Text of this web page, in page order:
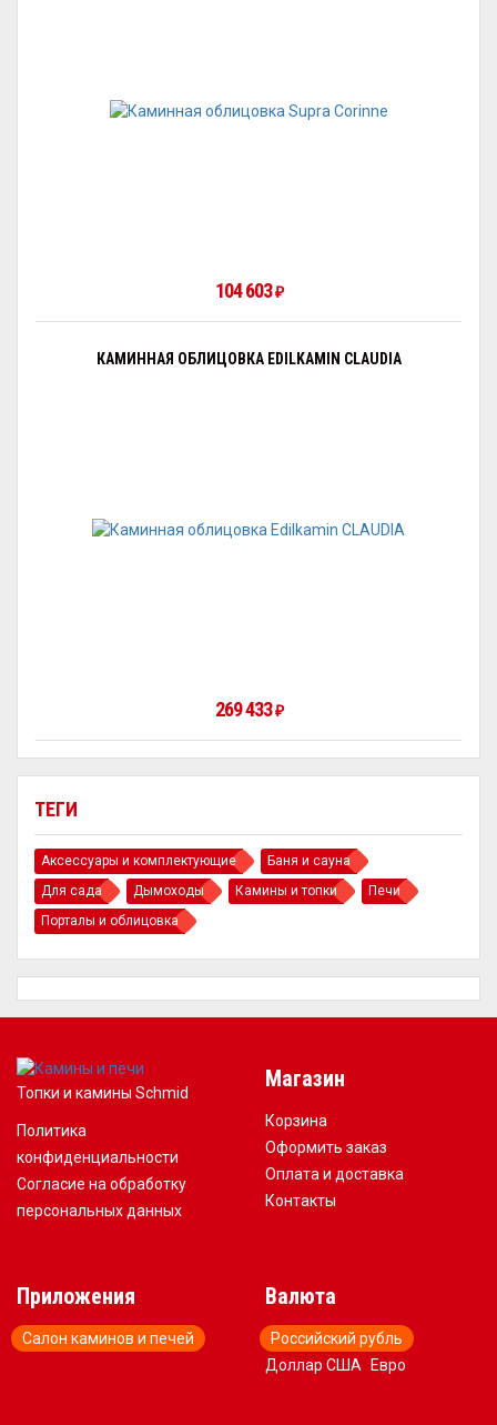
ТЕГИ
Аксессуары и комплектующие
Баня и сауна
Для сада
Дымоходы Камины и топки
Печи
Порталы и облицовка
104 603₽
КАМИННАЯ ОБЛИЦОВКА EDILKAMIN CLAUDIA
269 433₽
Топки и камины Schmid
Политика
конфиденциальности
Согласие на обработку
персональных данных
Магазин
Корзина
Оформить заказ
Оплата и доставка
Контакты
Приложения
Салон каминов и печей
Валюта
Российский рубль
Доллар США
Евро